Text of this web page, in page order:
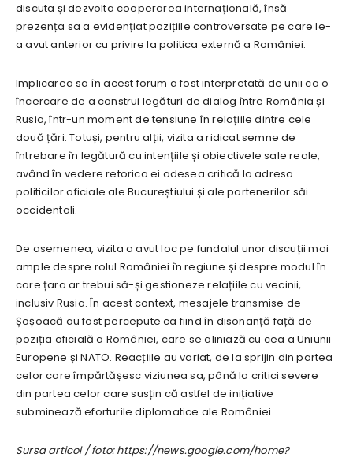
discuta și dezvolta cooperarea internațională, însă
prezența sa a evidențiat pozițiile controversate pe care le-
a avut anterior cu privire la politica externă a României.
Implicarea sa în acest forum a fost interpretată de unii ca o
încercare de a construi legături de dialog între România și
Rusia, într-un moment de tensiune în relațiile dintre cele
două țări. Totuși, pentru alții, vizita a ridicat semne de
întrebare în legătură cu intențiile și obiectivele sale reale,
având în vedere retorica ei adesea critică la adresa
politicilor oficiale ale Bucureștiului și ale partenerilor săi
occidentali.
De asemenea, vizita a avut loc pe fundalul unor discuții mai
ample despre rolul României în regiune și despre modul în
care țara ar trebui să-și gestioneze relațiile cu vecinii,
inclusiv Rusia. În acest context, mesajele transmise de
Șoșoacă au fost percepute ca fiind în disonanță față de
poziția oficială a României, care se aliniază cu cea a Uniunii
Europene și NATO. Reacțiile au variat, de la sprijin din partea
celor care împărtășesc viziunea sa, până la critici severe
din partea celor care susțin că astfel de inițiative
subminează eforturile diplomatice ale României.
Sursa articol / foto: https://news.google.com/home?